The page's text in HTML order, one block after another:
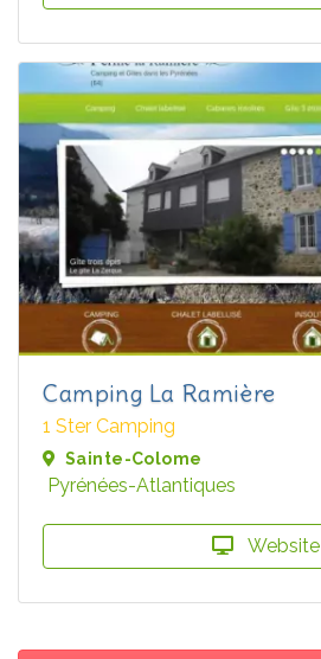
Camping La Ramière
1 Ster Camping
Sainte-Colome
Pyrénées-Atlantiques
Website